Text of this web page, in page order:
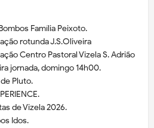
Família Peixoto.
rotunda J.S.Oliveira
Centro Pastoral Vizela S. Adrião
jornada, domingo 14h00.
Pluto.
de Vizela 2026.
Idos.